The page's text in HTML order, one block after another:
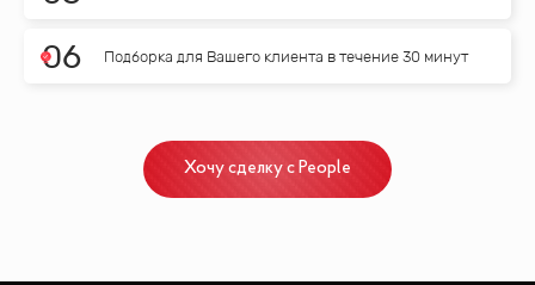
06 Подборка для Вашего клиента в течение 30 минут
Хочу сделку с People